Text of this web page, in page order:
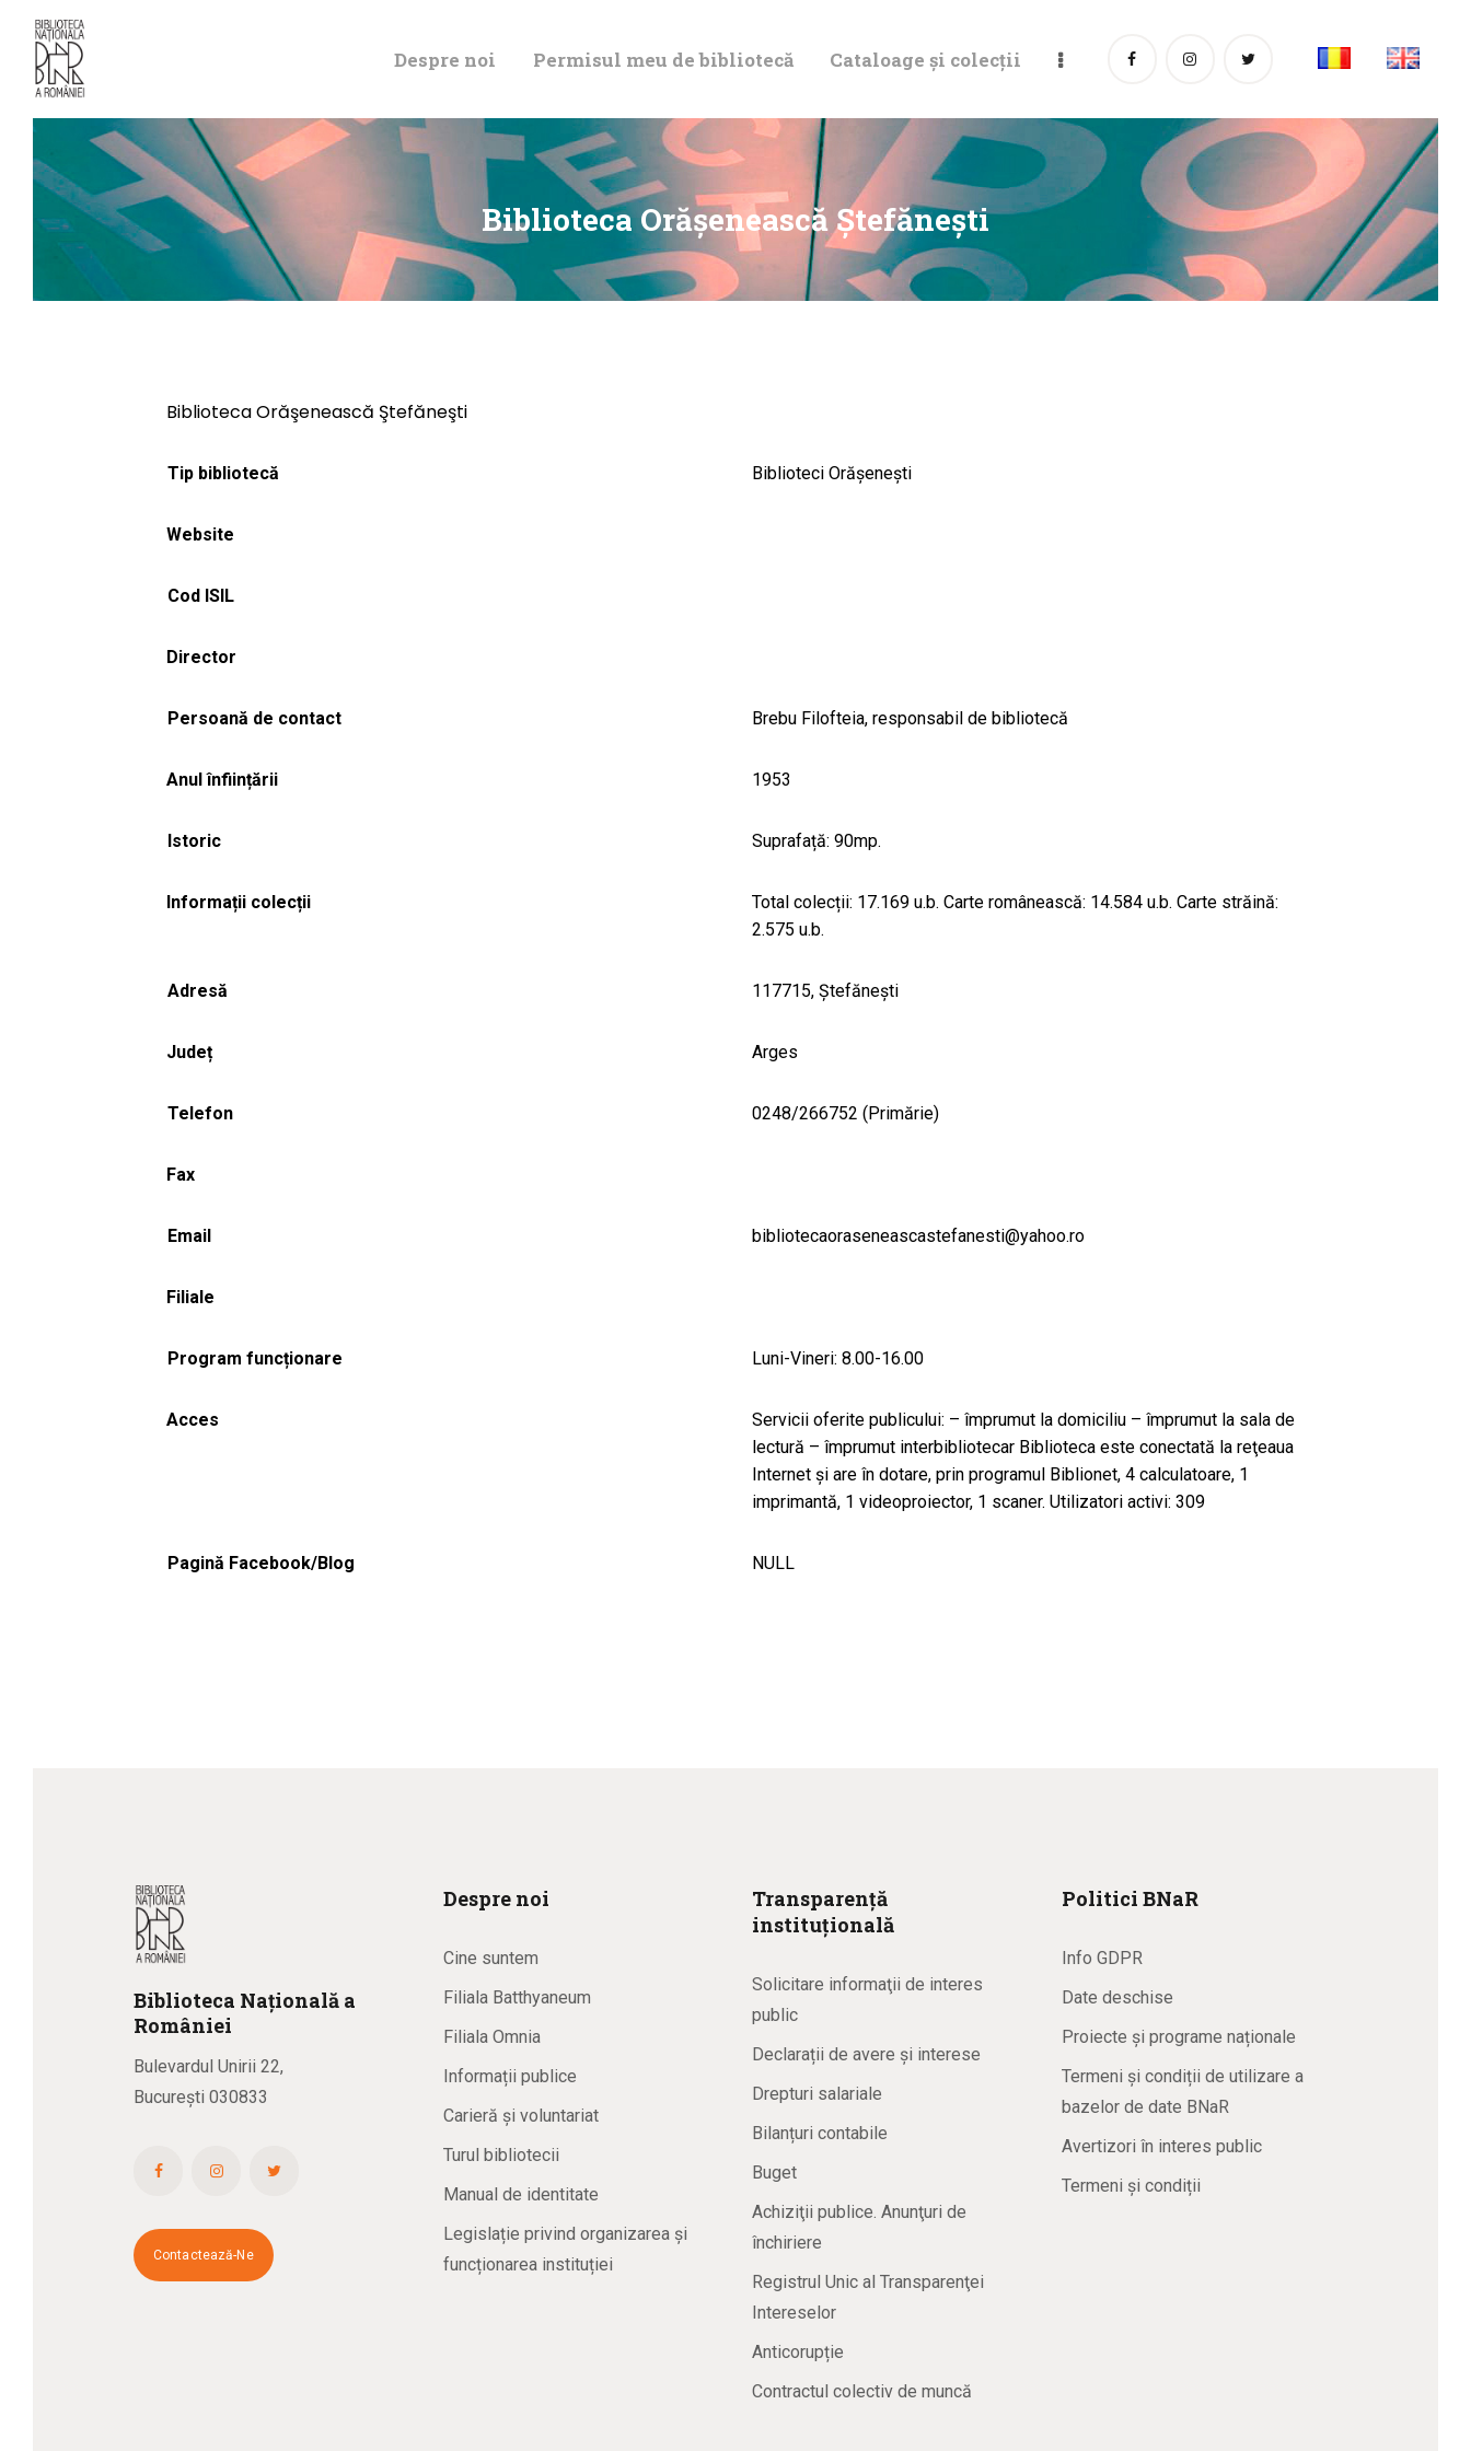
Despre noi Permisul meu de bibliotecă Cataloage și colecții
Biblioteca Orăşenească Ştefăneşti
DE BIBLIOTECĂ
CATALOAGE ȘI
COLECȚII
Biblioteca Orăşenească Ştefăneşti
Tip bibliotecă Biblioteci Orășenești
Website
Cod ISIL
Director
Persoană de contact Brebu Filofteia, responsabil de bibliotecă
Anul înființării 1953
Istoric Suprafață: 90mp.
Informații colecții
Total colecții: 17.169 u.b. Carte românească: 14.584 u.b. Carte străină:
2.575 u.b.
Adresă 117715, Ştefăneşti
Județ Arges
Telefon 0248/266752 (Primărie)
Fax
Email bibliotecaoraseneascastefanesti@yahoo.ro
Filiale
Program funcționare Luni-Vineri: 8.00-16.00
Acces
Servicii oferite publicului: – împrumut la domiciliu – împrumut la sala de
lectură – împrumut interbibliotecar Biblioteca este conectată la reţeaua
Internet şi are în dotare, prin programul Biblionet, 4 calculatoare, 1
imprimantă, 1 videoproiector, 1 scaner. Utilizatori activi: 309
Pagină Facebook/Blog NULL
Biblioteca Națională a
României
Bulevardul Unirii 22,
București 030833
Contactează-Ne
Despre noi
Cine suntem
Filiala Batthyaneum
Filiala Omnia
Informații publice
Carieră și voluntariat
Turul bibliotecii
Manual de identitate
Legislație privind organizarea și
funcționarea instituției
Transparență
instituțională
Solicitare informaţii de interes
public
Declarații de avere și interese
Drepturi salariale
Bilanțuri contabile
Buget
Achiziţii publice. Anunţuri de
închiriere
Registrul Unic al Transparenţei
Intereselor
Anticorupție
Contractul colectiv de muncă
Politici BNaR
Info GDPR
Date deschise
Proiecte și programe naționale
Termeni și condiții de utilizare a
bazelor de date BNaR
Avertizori în interes public
Termeni și condiții